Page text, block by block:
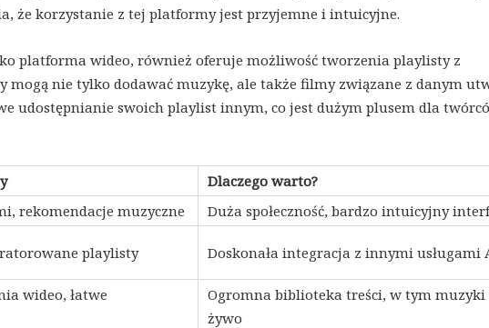
że korzystanie z tej platformy jest przyjemne i intuicyjne.
platforma wideo, również oferuje możliwość tworzenia playlisty z
nie tylko dodawać muzykę, ale także filmy związane z danym
udostępnianie swoich playlist innym, co jest dużym plusem dla
Dlaczego warto?
rekomendacje muzyczne
Duża społeczność, bardzo intuicyjny
playlisty Doskonała integracja z innymi usługami
wideo, łatwe
Ogromna biblioteka treści, w tym muzyki
żywo